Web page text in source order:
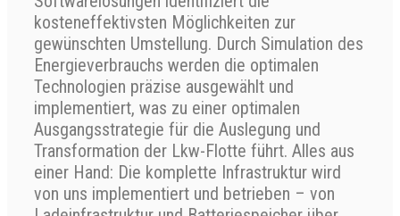
kosteneffektivsten Möglichkeiten zur
gewünschten Umstellung. Durch Simulation des
Energieverbrauchs werden die optimalen
Technologien präzise ausgewählt und
implementiert, was zu einer optimalen
Ausgangsstrategie für die Auslegung und
Transformation der Lkw-Flotte führt. Alles aus
einer Hand: Die komplette Infrastruktur wird
von uns implementiert und betrieben – von